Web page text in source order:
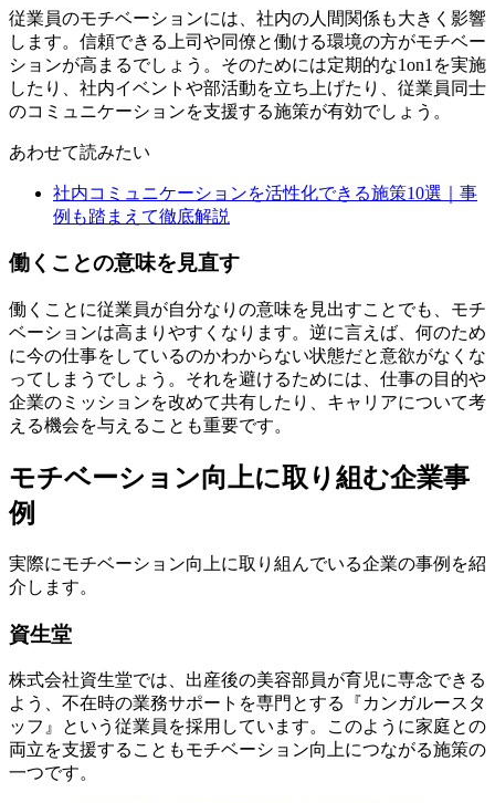
従業員のモチベーションには、社内の人間関係も大きく影響
します。信頼できる上司や同僚と働ける環境の方がモチベー
ションが高まるでしょう。そのためには定期的な1on1を実施
したり、社内イベントや部活動を立ち上げたり、従業員同士
のコミュニケーションを支援する施策が有効でしょう。
あわせて読みたい
社内コミュニケーションを活性化できる施策10選｜事
例も踏まえて徹底解説
働くことの意味を見直す
働くことに従業員が自分なりの意味を見出すことでも、モチ
ベーションは高まりやすくなります。逆に言えば、何のため
に今の仕事をしているのかわからない状態だと意欲がなくな
ってしまうでしょう。それを避けるためには、仕事の目的や
企業のミッションを改めて共有したり、キャリアについて考
える機会を与えることも重要です。
モチベーション向上に取り組む企業事
例
実際にモチベーション向上に取り組んでいる企業の事例を紹
介します。
資生堂
株式会社資生堂では、出産後の美容部員が育児に専念できる
よう、不在時の業務サポートを専門とする『カンガルースタ
ッフ』という従業員を採用しています。このように家庭との
両立を支援することもモチベーション向上につながる施策の
一つです。